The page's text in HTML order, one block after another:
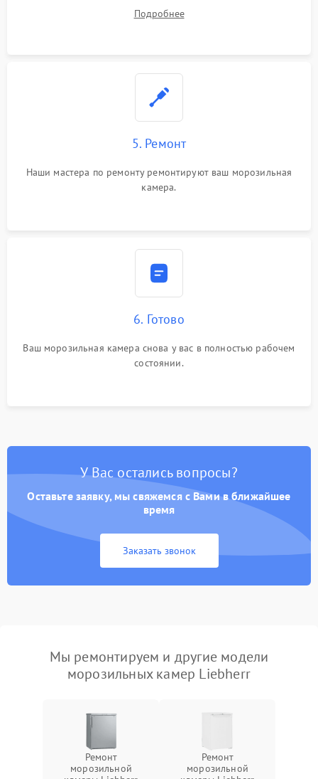
Подробнее
5. Ремонт
Наши мастера по ремонту ремонтируют ваш морозильная
камера.
6. Готово
Ваш морозильная камера снова у вас в полностью рабочем
состоянии.
У Вас остались вопросы?
Оставьте заявку, мы свяжемся с Вами в ближайшее
время
Заказать звонок
Мы ремонтируем и другие модели
морозильных камер Liebherr
Ремонт
морозильной
Ремонт
морозильной